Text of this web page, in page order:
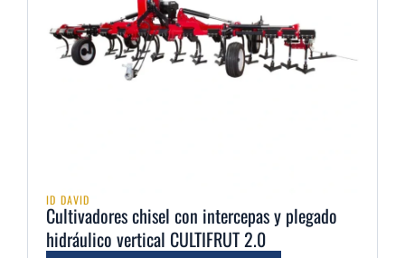
ID DAVID
Cultivadores chisel con intercepas y plegado
hidráulico vertical CULTIFRUT 2.0